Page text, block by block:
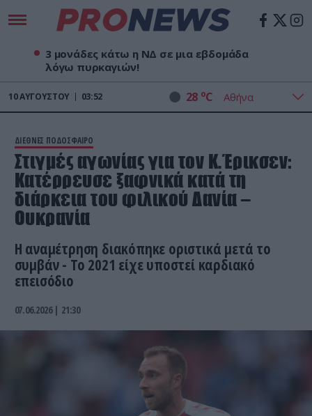
3 μονάδες κάτω η ΝΔ σε μια εβδομάδα
λόγω πυρκαγιών!
10ΑΥΓΟΎΣΤΟΥ 03:52 28 oC
ΔΙΕΘΝΕΣ ΠΟΔΟΣΦΑΙΡΟ
Στιγμές αγωνίας για τον Κ.Έρικσεν:
Kατέρρευσε ξαφνικά κατά τη
διάρκεια του φιλικού Δανία –
Ουκρανία
Η αναμέτρηση διακόπηκε οριστικά μετά το
συμβάν - Το 2021 είχε υποστεί καρδιακό
επεισόδιο
07.06.2026 | 21:30